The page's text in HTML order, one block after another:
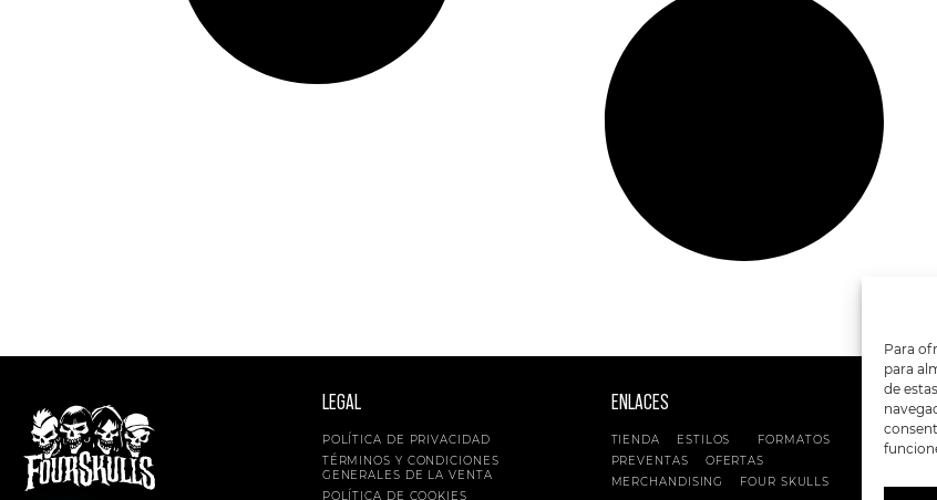
Para
para
de
LEGAL
POLÍTICA DE PRIVACIDAD
TÉRMINOS Y CONDICIONES
GENERALES DE LA VENTA
POLÍTICA DE COOKIES
ENLACES
TIENDA ESTILOS
FORMATOS
PREVENTAS
OFERTAS
MERCHANDISING
FOUR SKULLS